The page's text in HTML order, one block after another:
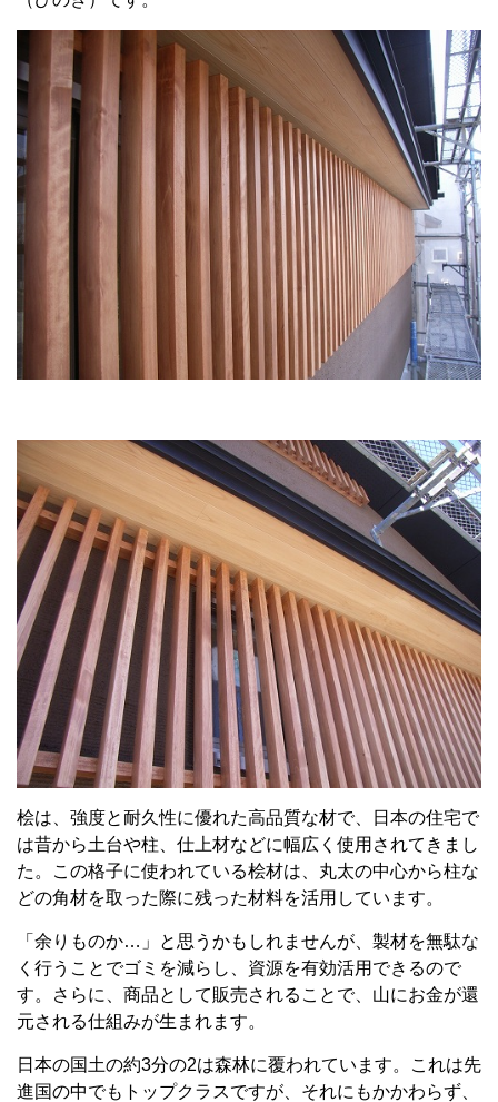
桧は、強度と耐久性に優れた高品質な材で、日本の住宅で
は昔から土台や柱、仕上材などに幅広く使用されてきまし
た。この格子に使われている桧材は、丸太の中心から柱な
どの角材を取った際に残った材料を活用しています。
「余りものか…」と思うかもしれませんが、製材を無駄な
く行うことでゴミを減らし、資源を有効活用できるので
す。さらに、商品として販売されることで、山にお金が還
元される仕組みが生まれます。
日本の国土の約3分の2は森林に覆われています。これは先
進国の中でもトップクラスですが、それにもかかわらず、